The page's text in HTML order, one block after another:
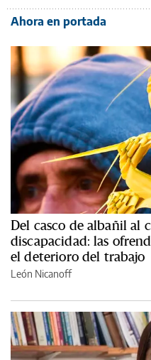
Ahora en portada
Del casco de albañil al
discapacidad: las
el deterioro del trabajo
León Nicanoff